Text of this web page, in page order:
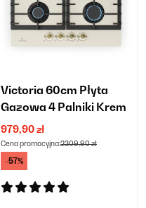
Victoria 60cm Płyta
Gazowa 4 Palniki Krem
979,90 zł
Cena promocyjna:2309,90 zł
-57%